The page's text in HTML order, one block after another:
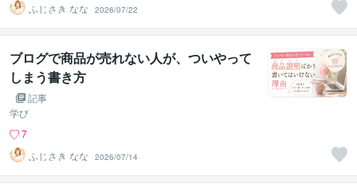
ふじさき なな
2026/07/22
ブログで商品が売れない人が、ついやって
しまう書き方
記事
学び
7
ふじさき なな
2026/07/14